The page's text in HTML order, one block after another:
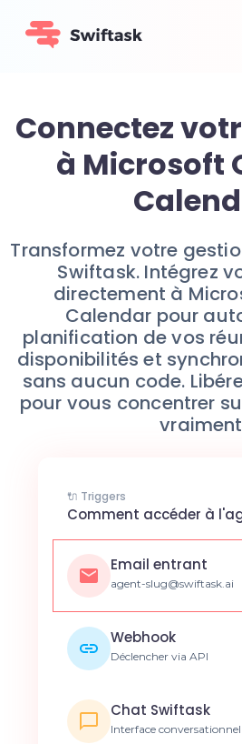
Connectez
à Microsoft
Transformez votre
Swiftask. Intégrez
directement à
Calendar pour
planification de vos
disponibilités et
sans aucun code.
pour vous concentrer
🔌 Triggers
Comment accéder à
Email entrant
agent-slug@swiftask.ai
Webhook
Déclencher via API
Chat Swiftask
Interface